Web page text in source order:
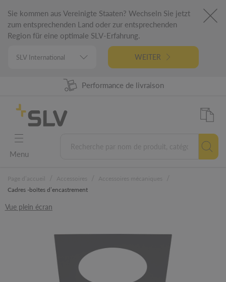
Sie kommen aus Vereinigte Staaten? Wechseln Sie jetzt
zum entsprechenden Land oder zur entsprechenden
Region für eine optimale SLV-Erfahrung.
WEITER
Disponibilité produit à 98%
Performance de livraison
Garantie 5 ans
Conception Allemande
Menu
Cadres -boîtes d’encastrement
Vue plein écran